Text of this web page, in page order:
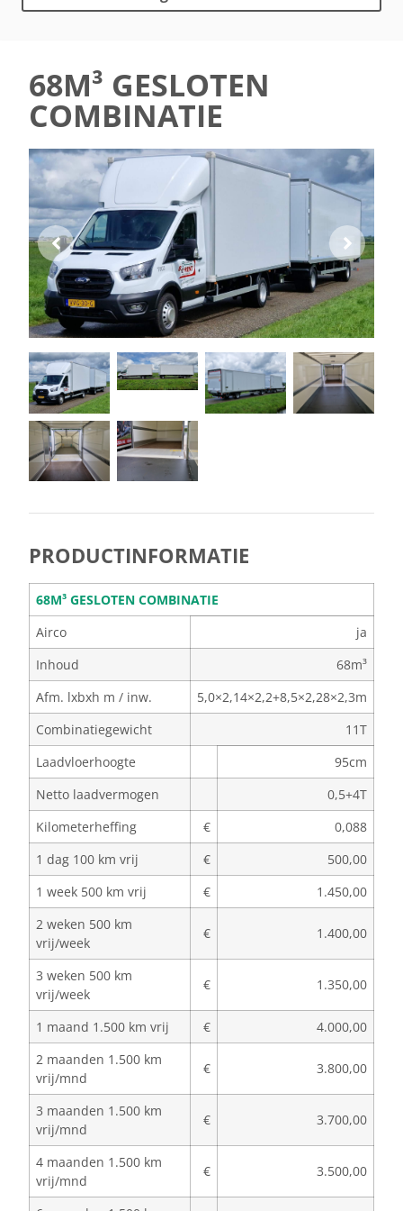
68M³ GESLOTEN
COMBINATIE
PRODUCTINFORMATIE
68M³ GESLOTEN COMBINATIE
Airco
ja
Inhoud
68m³
Afm. lxbxh m / inw.
5,0×2,14×2,2+8,5×2,28×2,3m
Combinatiegewicht
11T
Laadvloerhoogte
95cm
Netto laadvermogen
0,5+4T
Kilometerheffing
€
0,088
1 dag 100 km vrij
€
500,00
1 week 500 km vrij
€
1.450,00
2 weken 500 km
vrij/week
€ 1.400,00
3 weken 500 km
vrij/week
€ 1.350,00
1 maand 1.500 km vrij €
4.000,00
2 maanden 1.500 km
vrij/mnd
€ 3.800,00
3 maanden 1.500 km
vrij/mnd
€ 3.700,00
4 maanden 1.500 km
vrij/mnd
€ 3.500,00